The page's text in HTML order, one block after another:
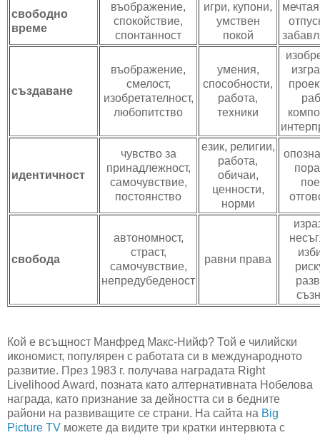
свободно
време
въображение,
спокойствие,
спонтанност
игри, купони,
умствен
покой
създаване
въображение,
смелост,
изобретателност,
любопитство
умения,
способности,
работа,
техники
идентичност
чувство за
принадлежност,
самочувствие,
постоянство
език, религии,
работа,
обичаи,
ценности,
норми
свобода
автономност,
страст,
самочувствие,
непредубеденост
равни права
Кой е всъщност Манфред Макс-Нийф? Той е чилийски
икономист, популярен с работата си в международното
развитие. През 1983 г. получава наградата Right
Livelihood Award, позната като алтернативната Нобелова
награда, като признание за дейността си в бедните
райони на развиващите се страни. На сайта на Big
Picture TV можете да видите три кратки интервюта с